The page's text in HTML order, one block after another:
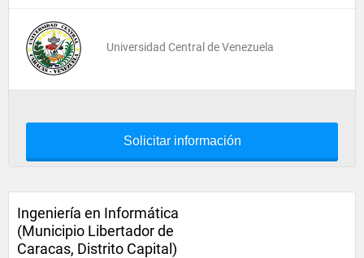
Universidad Central de Venezuela
Solicitar información
Ingeniería en Informática
(Municipio Libertador de
Caracas, Distrito Capital)